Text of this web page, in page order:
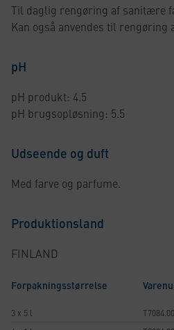
Til daglig rengøring af sanitære
Kan også anvendes til rengøring
pH
pH produkt: 4.5
pH brugsopløsning: 5.5
Udseende og duft
Med farve og parfume.
Produktionsland
FINLAND
Forpakningsstørrelse
3 x 5 l